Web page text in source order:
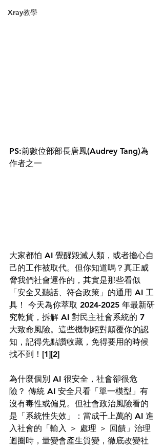
Xray教學
PS:前數位部部長唐鳳(Audrey Tang)為
作者之一
大家都怕 AI 覺醒毀滅人類，或者擔心自
己的工作被取代。但你知道嗎？真正威
脅我們社會運作的，其實是那些看似
「安全又聽話、符合政策」的通用 AI 工
具！ 今天為你萃取 2024-2025 年最新研
究乾貨，拆解 AI 對民主社會系統的 7
大致命風險。這些機制絕對顛覆你的認
知，記得先點讚收藏，免得要用的時候
找不到！ [1][2]
為什麼個別 AI 很安全，社會卻很危
險？ 傳統 AI 安全只看「單一模型」有
沒有毒性或偏見。但社會政治風險看的
是「系統性失效」：當成千上萬的 AI 進
入社會的「輸入 ＞ 處理 ＞ 回饋」治理
迴圈時，量變會產生質變，徹底改變社